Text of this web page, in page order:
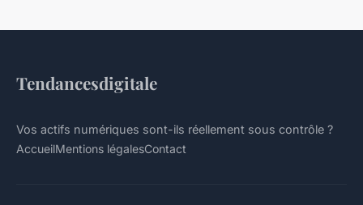
Tendancesdigitale
Vos actifs numériques sont-ils réellement sous contrôle ?
AccueilMentions légalesContact